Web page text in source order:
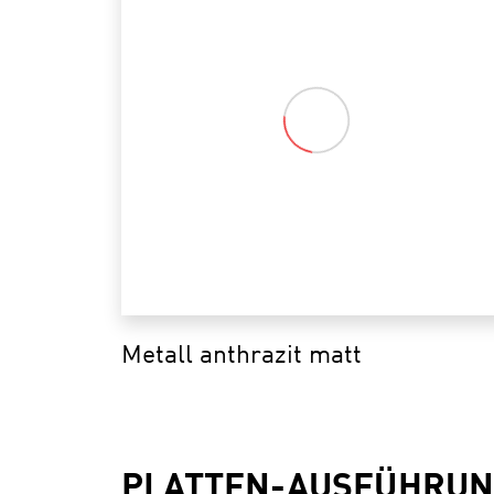
Metall anthrazit matt